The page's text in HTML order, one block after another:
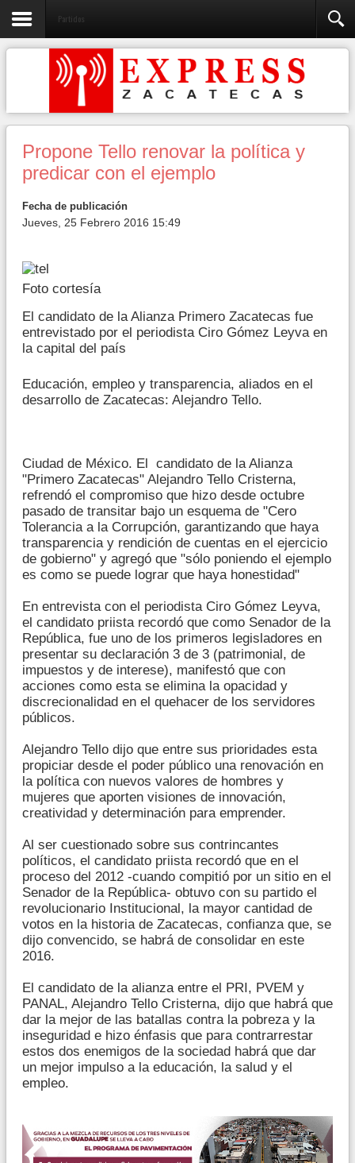
Partidos
Propone Tello renovar la política y
predicar con el ejemplo
Fecha de publicación
Jueves, 25 Febrero 2016 15:49
Foto cortesía
El candidato de la Alianza Primero Zacatecas fue
entrevistado por el periodista Ciro Gómez Leyva en
la capital del país
Educación, empleo y transparencia, aliados en el
desarrollo de Zacatecas: Alejandro Tello.
Ciudad de México. El candidato de la Alianza
"Primero Zacatecas" Alejandro Tello Cristerna,
refrendó el compromiso que hizo desde octubre
pasado de transitar bajo un esquema de "Cero
Tolerancia a la Corrupción, garantizando que haya
transparencia y rendición de cuentas en el ejercicio
de gobierno" y agregó que "sólo poniendo el ejemplo
es como se puede lograr que haya honestidad"
En entrevista con el periodista Ciro Gómez Leyva,
el candidato priista recordó que como Senador de la
República, fue uno de los primeros legisladores en
presentar su declaración 3 de 3 (patrimonial, de
impuestos y de interese), manifestó que con
acciones como esta se elimina la opacidad y
discrecionalidad en el quehacer de los servidores
públicos.
Alejandro Tello dijo que entre sus prioridades esta
propiciar desde el poder público una renovación en
la política con nuevos valores de hombres y
mujeres que aporten visiones de innovación,
creatividad y determinación para emprender.
Al ser cuestionado sobre sus contrincantes
políticos, el candidato priista recordó que en el
proceso del 2012 -cuando compitió por un sitio en el
Senador de la República- obtuvo con su partido el
revolucionario Institucional, la mayor cantidad de
votos en la historia de Zacatecas, confianza que, se
dijo convencido, se habrá de consolidar en este
2016.
El candidato de la alianza entre el PRI, PVEM y
PANAL, Alejandro Tello Cristerna, dijo que habrá que
dar la mejor de las batallas contra la pobreza y la
inseguridad e hizo énfasis que para contrarrestar
estos dos enemigos de la sociedad habrá que dar
un mejor impulso a la educación, la salud y el
empleo.